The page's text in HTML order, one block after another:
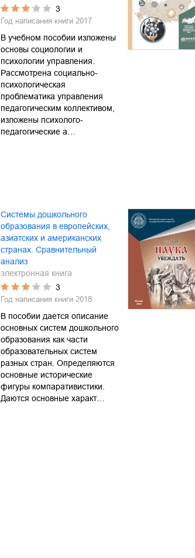
3
Год написания книги 2017
В учебном пособии изложены
основы социологии и
психологии управления.
Рассмотрена социально-
психологическая
проблематика управления
педагогическим коллективом,
изложены психолого-
педагогические а…
Системы дошкольного
образования в европейских,
азиатских и американских
странах. Сравнительный
анализ
электронная книга
3
Год написания книги 2018
В пособии дается описание
основных систем дошкольного
образования как части
образовательных систем
разных стран. Определяются
основные исторические
фигуры компаративистики.
Даются основные характ…